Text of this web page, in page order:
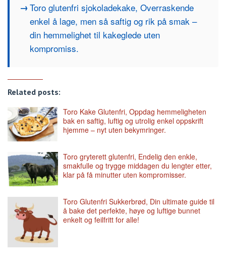
Toro glutenfri sjokoladekake, Overraskende
enkel å lage, men så saftig og rik på smak –
din hemmelighet til kakeglede uten
kompromiss.
Related posts:
Toro Kake Glutenfri, Oppdag hemmeligheten
bak en saftig, luftig og utrolig enkel oppskrift
hjemme – nyt uten bekymringer.
Toro gryterett glutenfri, Endelig den enkle,
smakfulle og trygge middagen du lengter etter,
klar på få minutter uten kompromisser.
Toro Glutenfri Sukkerbrød, Din ultimate guide til
å bake det perfekte, høye og luftige bunnet
enkelt og feilfritt for alle!